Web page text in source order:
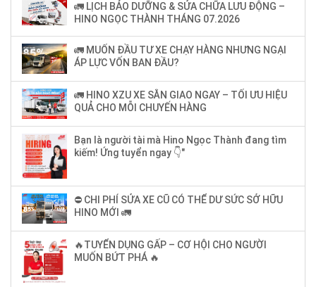
🚛 LỊCH BẢO DƯỠNG & SỬA CHỮA LƯU ĐỘNG –
HINO NGỌC THÀNH THÁNG 07.2026
🚛 MUỐN ĐẦU TƯ XE CHẠY HÀNG NHƯNG NGẠI
ÁP LỰC VỐN BAN ĐẦU?
🚛 HINO XZU XE SẴN GIAO NGAY – TỐI ƯU HIỆU
QUẢ CHO MỖI CHUYẾN HÀNG
Bạn là người tài mà Hino Ngọc Thành đang tìm
kiếm! Ứng tuyển ngay 👇"
⛔ CHI PHÍ SỬA XE CŨ CÓ THỂ DƯ SỨC SỞ HỮU
HINO MỚI 🚛
🔥TUYỂN DỤNG GẤP – CƠ HỘI CHO NGƯỜI
MUỐN BỨT PHÁ 🔥